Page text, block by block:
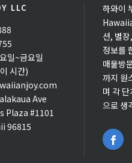
LLC
일~금요일
시간)
Ave
Plaza #1101
96815
하와이
션, 별
정보를
매물방
까지 원
며 각
으로 생